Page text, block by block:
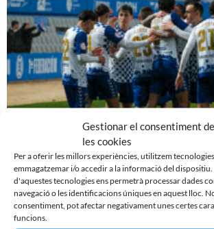
Gestionar el consentiment de
les cookies
Per a oferir les millors experiències, utilitzem
emmagatzemar i/o accedir a la informació del
d'aquestes tecnologies ens permetrà processar dades
navegació o les identificacions úniques en aquest lloc.
consentiment, pot afectar negativament unes certes
funcions.
PRÈVIA | CE SABADELL – CULTURAL
9 de març de 2024
Leer más »